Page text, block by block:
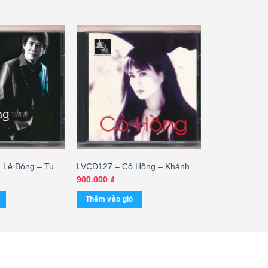
Bóng – Tuấn
LVCD127 – Cỏ Hồng – Khánh
Hà (JVC-bìa sau mất 1 bên
mép) KGHD
900.000 ₫
Thêm vào giỏ